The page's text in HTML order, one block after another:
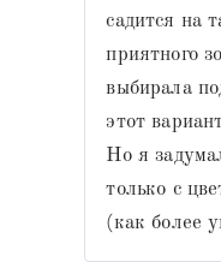
садится на
приятного
выбирала
этот
Но я
только с
(как более